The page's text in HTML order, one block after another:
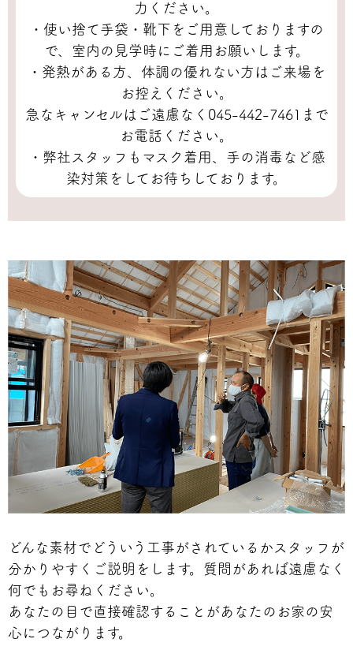
力ください。
・使い捨て手袋・靴下をご用意しておりますの
で、室内の見学時にご着用お願いします。
・発熱がある方、体調の優れない方はご来場を
お控えください。
急なキャンセルはご遠慮なく045-442-7461まで
お電話ください。
・弊社スタッフもマスク着用、手の消毒など感
染対策をしてお待ちしております。
どんな素材でどういう工事がされているかスタッフが
分かりやすくご説明をします。質問があれば遠慮なく
何でもお尋ねください。
あなたの目で直接確認することがあなたのお家の安
心につながります。